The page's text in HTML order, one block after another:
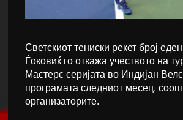
Светскиот тениски рекет број
Ѓоковиќ го откажа учеството на
Мастерс серијата во Индијан Велс
програмата следниот месец,
организаторите.